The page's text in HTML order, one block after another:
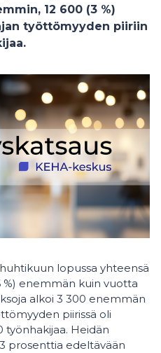
12 600 (3 %)
työttömyyden piiriin
lopussa yhteensä
%) enemmän kuin vuotta
alkoi 3 300 enemmän
piirissä oli
Heidän
prosenttia edeltävään